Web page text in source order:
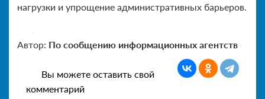
нагрузки и упрощение административных барьеров.
Автор: По сообщению информационных агентств
Вы можете оставить свой
комментарий